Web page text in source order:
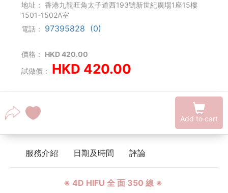
地址：
香港九龍旺角太子道西193號新世紀廣場1座15樓
1501-1502A室
電話：
97395828 (0)
價格：
HKD 420.00
試做價：
HKD 420.00
Add to cart
服務介紹 日期及時間 評論
※ 4D HIFU 全 面 350 線 ※